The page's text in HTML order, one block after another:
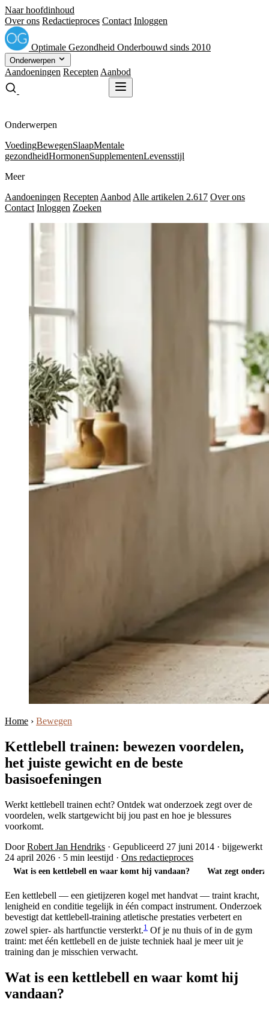
Naar hoofdinhoud
Over ons Redactieproces Contact Inloggen
Optimale Gezondheid Onderbouwd sinds 2010
Onderwerpen
Aandoeningen Recepten Aanbod
Onderwerpen
VoedingBewegenSlaapMentale
gezondheidHormonenSupplementenLevensstijl
Meer
Aandoeningen Recepten Aanbod Alle artikelen 2.617 Over ons
Contact Inloggen Zoeken
Home › Bewegen
Kettlebell trainen: bewezen voordelen,
het juiste gewicht en de beste
basisoefeningen
Werkt kettlebell trainen echt? Ontdek wat onderzoek zegt over de
voordelen, welk startgewicht bij jou past en hoe je blessures
voorkomt.
DoorRobert Jan Hendriks · Gepubliceerd 27 juni 2014 · bijgewerkt
24 april 2026 · 5 min leestijd · Ons redactieproces
Wat is een kettlebell en waar komt hij vandaan? Wat zegt
Een kettlebell — een gietijzeren kogel met handvat — traint kracht,
lenigheid en conditie tegelijk in één compact instrument. Onderzoek
bevestigt dat kettlebell-training atletische prestaties verbetert en
zowel spier- als hartfunctie versterkt.1 Of je nu thuis of in de gym
traint: met één kettlebell en de juiste techniek haal je meer uit je
training dan je misschien verwacht.
Wat is een kettlebell en waar komt hij
vandaan?